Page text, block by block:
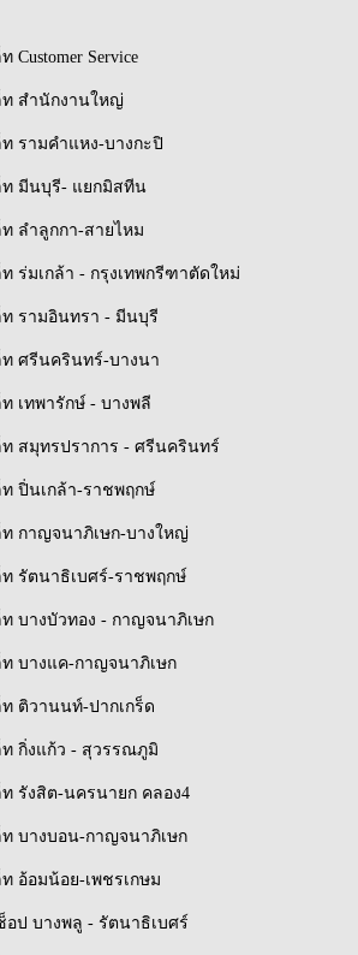
Customer Service
ท สำนักงานใหญ่
ท รามคำแหง-บางกะปิ
ท มีนบุรี- แยกมิสทีน
ท ลำลูกกา-สายไหม
ท ร่มเกล้า - กรุงเทพกรีฑาตัดใหม่
ท รามอินทรา - มีนบุรี
ท ศรีนครินทร์-บางนา
เทพารักษ์ - บางพลี
ท สมุทรปราการ - ศรีนครินทร์
ท ปิ่นเกล้า-ราชพฤกษ์
ท กาญจนาภิเษก-บางใหญ่
ท รัตนาธิเบศร์-ราชพฤกษ์
ท บางบัวทอง - กาญจนาภิเษก
ท บางแค-กาญจนาภิเษก
ท ติวานนท์-ปากเกร็ด
ท กิ่งแก้ว - สุวรรณภูมิ
ท รังสิต-นครนายก คลอง4
ท บางบอน-กาญจนาภิเษก
อ้อมน้อย-เพชรเกษม
อป บางพลู - รัตนาธิเบศร์